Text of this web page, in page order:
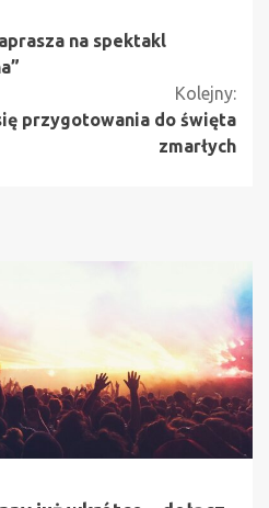
na spektakl
Kolejny:
przygotowania do święta
zmarłych